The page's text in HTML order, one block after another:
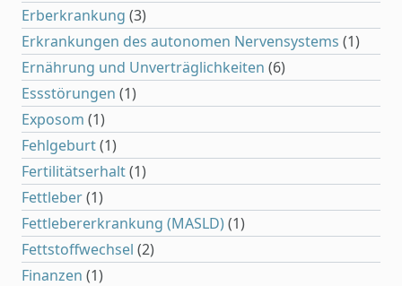
Erberkrankung (3)
Erkrankungen des autonomen Nervensystems (1)
Ernährung und Unverträglichkeiten (6)
Essstörungen (1)
Exposom (1)
Fehlgeburt(1)
Fertilitätserhalt(1)
Fettleber(1)
Fettlebererkrankung (MASLD)(1)
Fettstoffwechsel (2)
Finanzen (1)